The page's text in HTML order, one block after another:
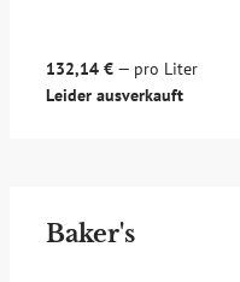
132,14 € — pro Liter
Leider ausverkauft
Baker's
auf dem Laufenden